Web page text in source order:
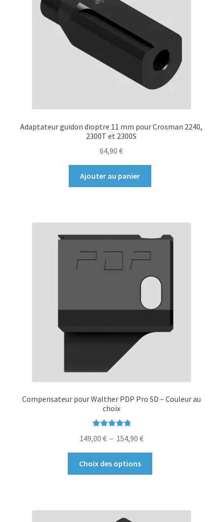
Adaptateur guidon dioptre 11 mm pour Crosman 2240,
2300T et 2300S
64,90 €
Ajouter au panier
Compensateur pour Walther PDP Pro SD – Couleur au
choix
149,00 € – 154,90 €Plage
de
149,00 €
Choix des options